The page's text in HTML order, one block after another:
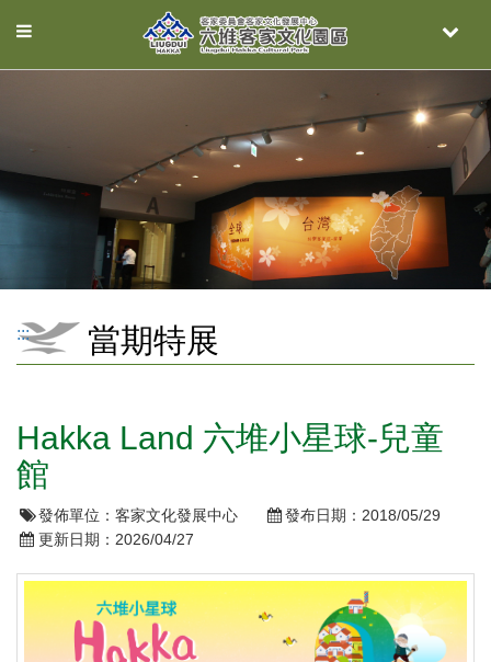
Toggle
Toggle
::: 當期特展
Hakka Land 六堆小星球-兒童
館
發佈單位： 客家文化發展中心 發布日期： 2018/05/29
更新日期： 2026/04/27